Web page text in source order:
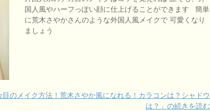
国人風やハーフっぽい顔に仕上げることができます 簡単
に荒木さやかさんのような外国人風メイクで 可愛くなり
ましょう
目のメイク方法！荒木さやか風になれる！カラコンは？シャドウ
は？」の続きを読む